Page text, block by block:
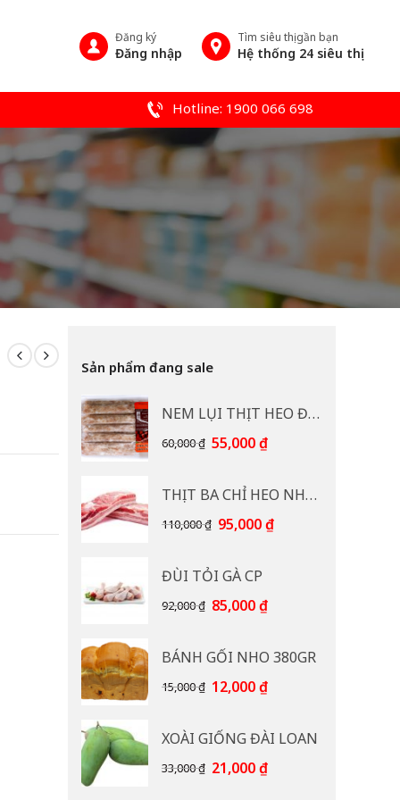
Đăng ký
Đăng nhập
Tìm siêu thị gần bạn
Hệ thống 24 siêu thị
Hotline: 1900 066 698
Sản phẩm đang sale
NEM LỤI THỊT HEO ĐB CP 400G
60,000₫ Giá
60,000 ₫.
55,000₫Giá
là:
55,000 ₫.
THỊT BA CHỈ HEO NHẠP KHẨU
110,000₫ Giá
110,000 ₫.
95,000₫Giá
ĐÙI TỎI GÀ CP
92,000₫ Giá
92,000 ₫.
85,000₫Giá
là:
85,000 ₫.
BÁNH GỐI NHO 380GR
15,000₫ Giá
15,000 ₫.
12,000₫Giá
là:
12,000 ₫.
XOÀI GIỐNG ĐÀI LOAN
33,000₫ Giá
21,000₫Giá